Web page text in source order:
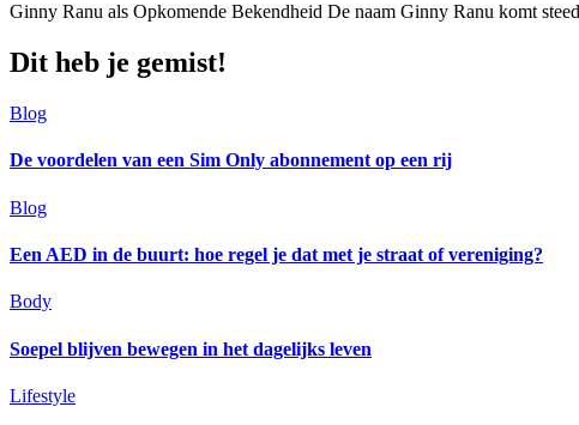
Ginny Ranu als Opkomende Bekendheid De naam Ginny Ranu komt
Dit heb je gemist!
Blog
De voordelen van een Sim Only abonnement op een rij
Blog
Een AED in de buurt: hoe regel je dat met je straat of vereniging?
Body
Soepel blijven bewegen in het dagelijks leven
Lifestyle